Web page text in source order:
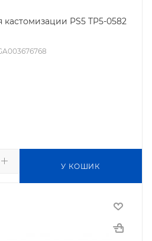
PS5 TP5-0582
У КОШИК